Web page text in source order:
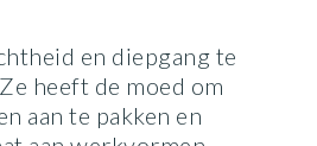
en diepgang te
heeft de moed om
aan te pakken en